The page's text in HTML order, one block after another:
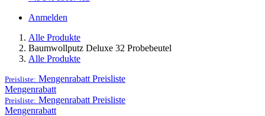
Anmelden
Alle Produkte
Baumwollputz Deluxe 32 Probebeutel
Alle Produkte
Preisliste: Mengenrabatt Preisliste
Mengenrabatt
Preisliste: Mengenrabatt Preisliste
Mengenrabatt